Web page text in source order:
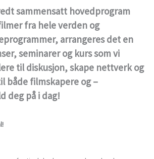
sammensatt hovedprogram
fra hele verden og
arrangeres det en
seminarer og kurs som vi
til diskusjon, skape nettverk og
både filmskapere og –
deg på i dag!